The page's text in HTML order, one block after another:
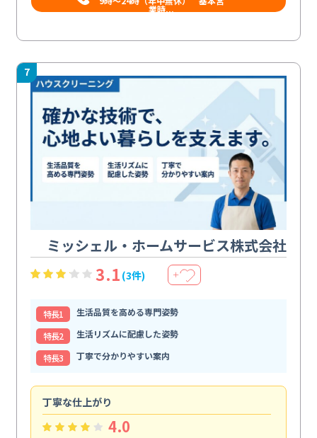
業時...
7
ミッシェル・ホームサービス株式会社
3.1 (3件) ＋
特⻑1
生活品質を高める専門姿勢
特⻑2
生活リズムに配慮した姿勢
特⻑3
丁寧で分かりやすい案内
丁寧な仕上がり
4.0